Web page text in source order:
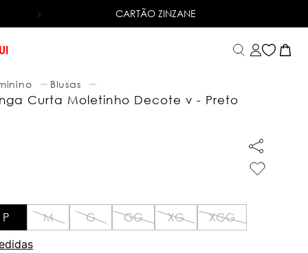
6X SEM JUROSNO CARTÃO DE CRÉDITO
CARTÃO ZINZANE
Blusas
Curta Moletinho Decote v - Preto
P M G GG XG
XGG